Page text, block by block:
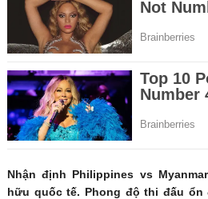
Nhận định Philippines vs
hữu quốc tế. Phong độ thi đấu ổn